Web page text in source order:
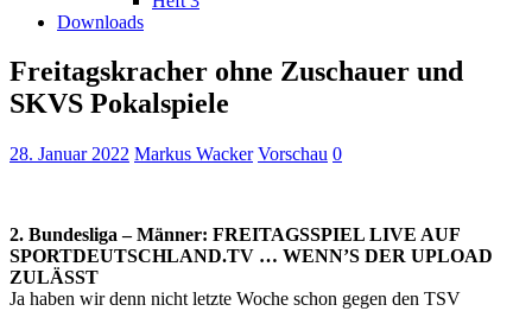
Downloads
Freitagskracher ohne Zuschauer und
SKVS Pokalspiele
28. Januar 2022 Markus Wacker Vorschau 0
2. Bundesliga – Männer: FREITAGSSPIEL LIVE AUF
SPORTDEUTSCHLAND.TV … WENN’S DER UPLOAD
ZULÄSST
Ja haben wir denn nicht letzte Woche schon gegen den TSV